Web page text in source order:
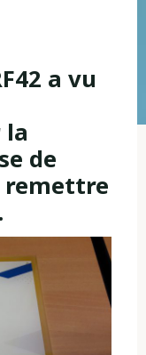
a vu
de
remettre